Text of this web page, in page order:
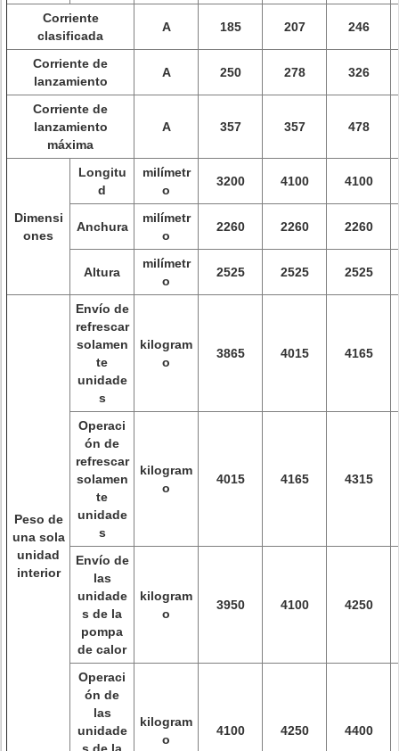
Corriente
clasificada
A 185 207 246
Corriente de
lanzamiento
A 250 278 326
Corriente de
lanzamiento
máxima
A 357 357 478
Dimensi
ones
Longitu
d
milímetr
o
3200 4100 4100
Anchura
milímetr
o
2260 2260 2260
Altura
milímetr
o
2525 2525 2525
Peso de
una sola
unidad
interior
Envío de
refrescar
solamen
te
unidade
s
kilogram
o
3865 4015 4165
Operaci
ón de
refrescar
solamen
te
unidade
s
kilogram
o
4015 4165 4315
Envío de
las
unidade
s de la
pompa
de calor
kilogram
o
3950 4100 4250
Operaci
ón de
las
unidade
kilogram
o
4100 4250 4400